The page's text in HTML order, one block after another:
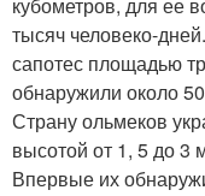
кубометров, для ее
тысяч человеко-
сапотес площадью
обнаружили около
Страну ольмеков
высотой от 1, 5 до 3
Впервые их